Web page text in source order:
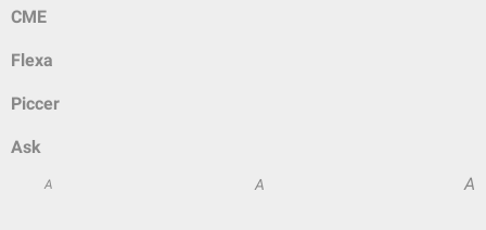
CME
Flexa
Piccer
Ask
A A A